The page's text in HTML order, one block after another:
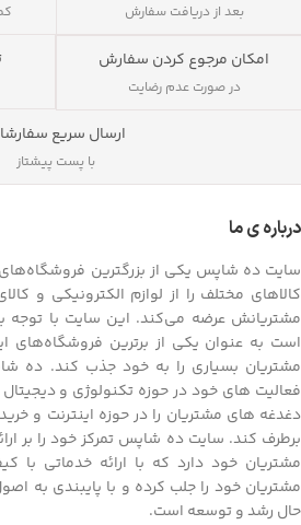
بعد از دریافت سفارش
امکان مرجوع کردن سفارش
در صورت عدم رضایت
ارسال سریع
با پست پیشتاز
درباره ی ما
سایت ده شاپس یکی از بزرگترین فروشگاه‌های
کالاهای مختلف را از لوازم الکترونیکی و
مشتریانش عرضه می‌کند. این سایت با توجه
است به عنوان یکی از برترین فروشگاه‌های
مشتریان بسیاری را به خود جذب کند. ده
فعالیت های خود در حوزه تکنولوژی و دیجیتال
دغدغه های مشتریان را در حوزه اینترنت و
برطرف کند. سایت ده شاپس تمرکز خود را بر
مشتریان خود دارد که با ارائه خدماتی با
مشتریان خود را جلب کرده و با پایبندی به
حال رشد و توسعه است.